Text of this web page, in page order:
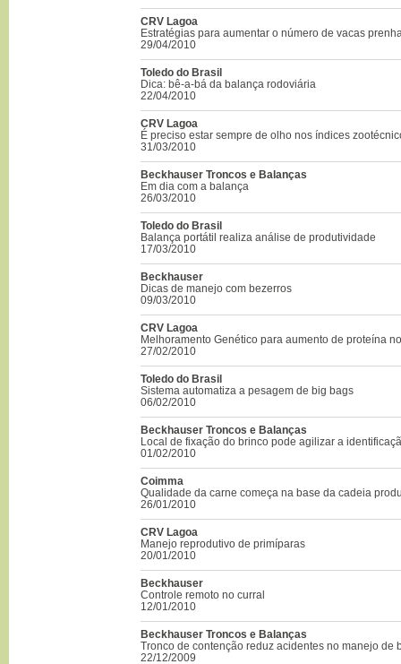
CRV Lagoa
Estratégias para aumentar o número de vacas
29/04/2010
Toledo do Brasil
Dica: bê-a-bá da balança rodoviária
22/04/2010
CRV Lagoa
É preciso estar sempre de olho nos índices
31/03/2010
Beckhauser Troncos e Balanças
Em dia com a balança
26/03/2010
Toledo do Brasil
Balança portátil realiza análise de produtividade
17/03/2010
Beckhauser
Dicas de manejo com bezerros
09/03/2010
CRV Lagoa
Melhoramento Genético para aumento de proteína
27/02/2010
Toledo do Brasil
Sistema automatiza a pesagem de big bags
06/02/2010
Beckhauser Troncos e Balanças
Local de fixação do brinco pode agilizar a
01/02/2010
Coimma
Qualidade da carne começa na base da cadeia
26/01/2010
CRV Lagoa
Manejo reprodutivo de primíparas
20/01/2010
Beckhauser
Controle remoto no curral
12/01/2010
Beckhauser Troncos e Balanças
Tronco de contenção reduz acidentes no manejo de
22/12/2009